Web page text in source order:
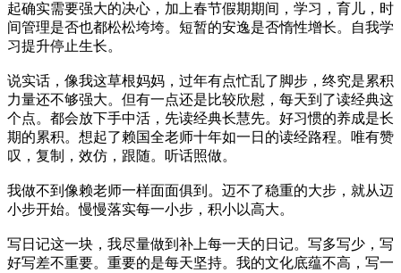
起确实需要强大的决心，加上春节假期期间，学习，育儿，时
间管理是否也都松松垮垮。短暂的安逸是否惰性增长。自我学
习提升停止生长。
说实话，像我这草根妈妈，过年有点忙乱了脚步，终究是累积
力量还不够强大。但有一点还是比较欣慰，每天到了读经典这
个点。都会放下手中活，先读经典长慧先。好习惯的养成是长
期的累积。想起了赖国全老师十年如一日的读经路程。唯有赞
叹，复制，效仿，跟随。听话照做。
我做不到像赖老师一样面面俱到。迈不了稳重的大步，就从迈
小步开始。慢慢落实每一小步，积小以高大。
写日记这一块，我尽量做到补上每一天的日记。写多写少，写
好写差不重要。重要的是每天坚持。我的文化底蕴不高，写一